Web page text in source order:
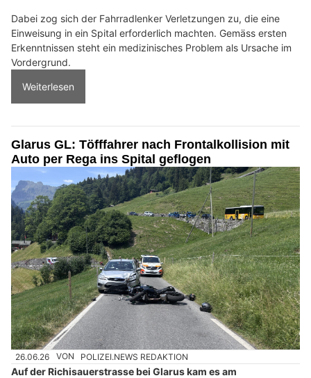
Dabei zog sich der Fahrradlenker Verletzungen zu, die eine
Einweisung in ein Spital erforderlich machten. Gemäss ersten
Erkenntnissen steht ein medizinisches Problem als Ursache im
Vordergrund.
Weiterlesen
Glarus GL: Töfffahrer nach Frontalkollision mit
Auto per Rega ins Spital geflogen
26.06.26 VON POLIZEI.NEWS REDAKTION
Auf der Richisauerstrasse bei Glarus kam es am